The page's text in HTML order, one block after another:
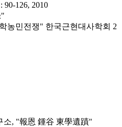
90-126, 2010
농민전쟁" 한국근현대사학회 2
소, "報恩 鍾谷 東學遺蹟"